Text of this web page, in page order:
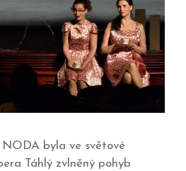
byla ve světové
Táhlý zvlněný pohyb